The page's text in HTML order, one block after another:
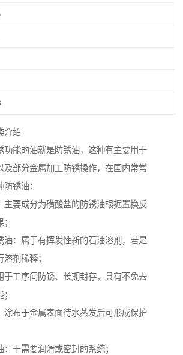
介绍
功能的油就是防锈油，这种有主要用于
及部分金属加工防锈操作，在国内常常
锈油：
主要成分为磺酸盐的防锈油根据置换反
油：属于有挥发性新的石油溶剂，若是
剂稀释；
于工序间防锈、长期封存，具有不免去
涂布于金属表面待水蒸发后可形成保护
：于需要润滑或密封的系统；